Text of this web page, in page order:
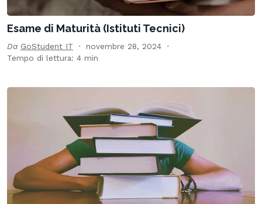
Esame di Maturità (Istituti Tecnici)
Da GoStudent IT
novembre 28, 2024
Tempo di lettura: 4 min